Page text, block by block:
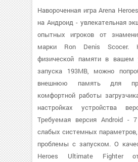
Навороченная игра Arena
на Андроид - увлекательная
опытных игроков от
марки Ron Denis Scocer.
физической памяти в вашем
запуска 193MB, можно
внешнюю память для
комфортной работы
настройках устройства
Требуемая версия Android -
слабых системных
проблемы с запуском. О
Heroes Ultimate Fighter